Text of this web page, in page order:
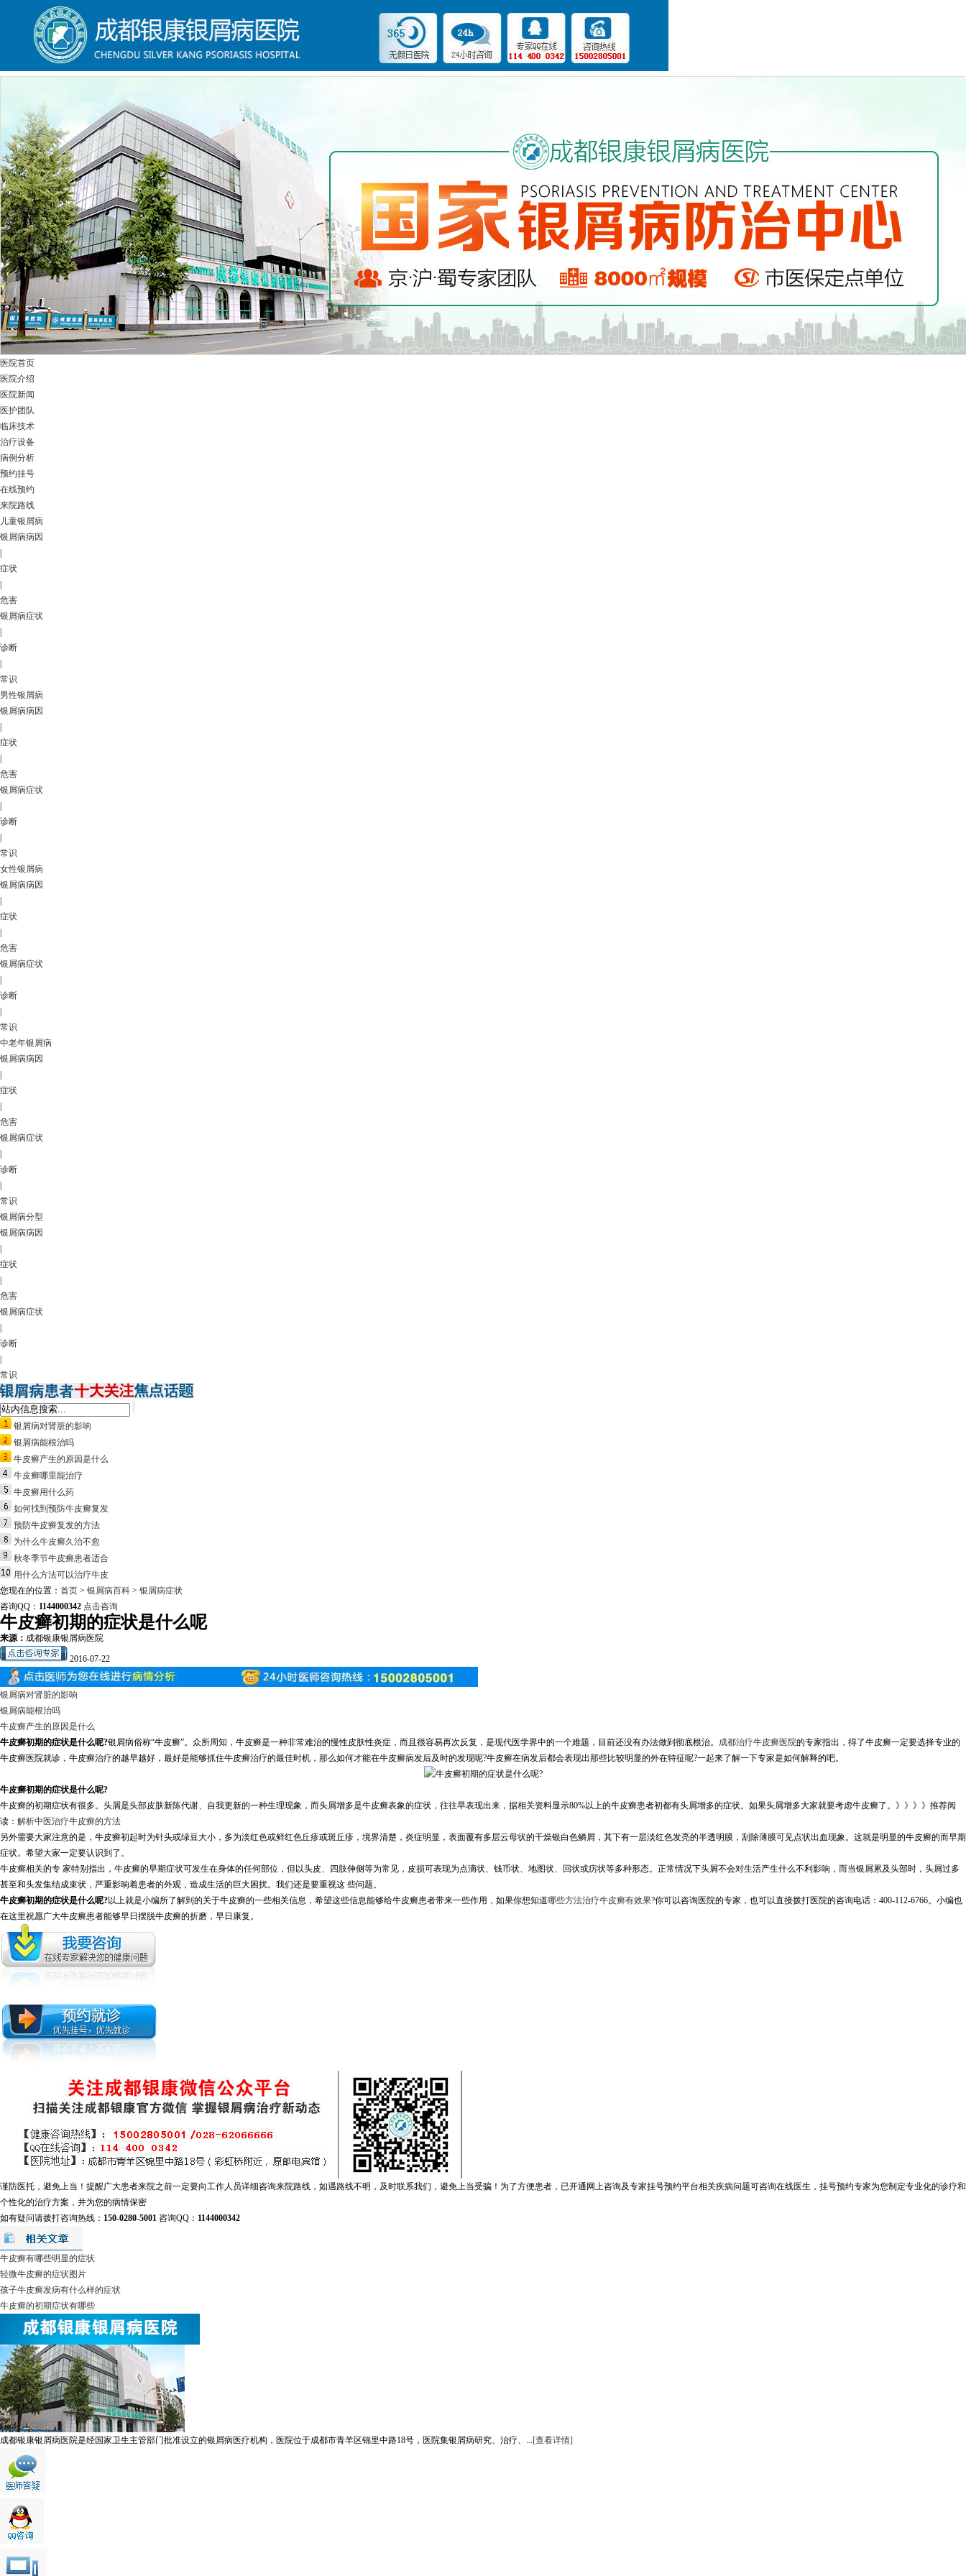
医院首页
医院介绍
医院新闻
医护团队
临床技术
治疗设备
病例分析
预约挂号
在线预约
来院路线
儿童银屑病
银屑病病因
症状
危害
银屑病症状
诊断
常识
男性银屑病
银屑病病因
症状
危害
银屑病症状
诊断
常识
女性银屑病
银屑病病因
症状
危害
银屑病症状
诊断
常识
中老年银屑病
银屑病病因
症状
危害
银屑病症状
诊断
常识
银屑病分型
银屑病病因
症状
危害
银屑病症状
诊断
常识
银屑病对肾脏的影响
银屑病能根治吗
牛皮癣产生的原因是什么
牛皮癣哪里能治疗
牛皮癣用什么药
如何找到预防牛皮癣复发
预防牛皮癣复发的方法
为什么牛皮癣久治不愈
秋冬季节牛皮癣患者适合
用什么方法可以治疗牛皮
您现在的位置： 首页 > 银屑病百科 > 银屑病症状
咨询QQ： 1144000342 点击咨询
牛皮癣初期的症状是什么呢
来源： 成都银康银屑病医院
2016-07-22
银屑病对肾脏的影响
银屑病能根治吗
牛皮癣产生的原因是什么
牛皮癣初期的症状是什么呢?银屑病俗称“牛皮癣”。众所周知，牛皮癣是一种非常难治的慢性皮肤性炎症，而且很容易再次反复，是现代医学界中的一个难题，目前还没有办法做到彻底根治。 成都治疗牛皮癣医院的专家指出，得了牛皮癣一定要选择专业的
牛皮癣医院就诊，牛皮癣治疗的越早越好，最好是能够抓住牛皮癣治疗的最佳时机，那么如何才能在牛皮癣病发后及时的发现呢?牛皮癣在病发后都会表现出那些比较明显的外在特征呢?一起来了解一下专家是如何解释的吧。
牛皮癣初期的症状是什么呢?
牛皮癣的初期症状有很多。头屑是头部皮肤新陈代谢、自我更新的一种生理现象，而头屑增多是牛皮癣表象的症状，往往早表现出来，据相关资料显示80%以上的牛皮癣患者初都有头屑增多的症状。如果头屑增多大家就要考虑牛皮癣了。》》》》推荐阅
读： 解析中医治疗牛皮癣的方法
另外需要大家注意的是，牛皮癣初起时为针头或绿豆大小，多为淡红色或鲜红色丘疹或斑丘疹，境界清楚，炎症明显，表面覆有多层云母状的干燥银白色鳞屑，其下有一层淡红色发亮的半透明膜，刮除薄膜可见点状出血现象。这就是明显的牛皮癣的而早期
症状。希望大家一定要认识到了。
牛皮癣相关的专 家特别指出，牛皮癣的早期症状可发生在身体的任何部位，但以头皮、四肢伸侧等为常见，皮损可表现为点滴状、钱币状、地图状、回状或疠状等多种形态。正常情况下头屑不会对生活产生什么不利影响，而当银屑累及头部时，头屑过多
甚至和头发集结成束状，严重影响着患者的外观，造成生活的巨大困扰。我们还是要重视这 些问题。
牛皮癣初期的症状是什么呢?以上就是小编所了解到的关于牛皮癣的一些相关信息，希望这些信息能够给牛皮癣患者带来一些作用，如果你想知道哪些方法治疗牛皮癣有效果?你可以咨询医院的专家，也可以直接拨打医院的咨询电话：400-112-6766。小编也
在这里祝愿广大牛皮癣患者能够早日摆脱牛皮癣的折磨，早日康复。
谨防医托，避免上当！提醒广大患者来院之前一定要向工作人员详细咨询来院路线，如遇路线不明，及时联系我们，避免上当受骗！为了方便患者，已开通网上咨询及专家挂号预约平台相关疾病问题可咨询在线医生，挂号预约专家为您制定专业化的诊疗和
个性化的治疗方案，并为您的病情保密
如有疑问请拨打咨询热线： 150-0280-5001 咨询QQ： 1144000342
牛皮癣有哪些明显的症状
轻微牛皮癣的症状图片
孩子牛皮癣发病有什么样的症状
牛皮癣的初期症状有哪些
成都银康银屑病医院是经国家卫生主管部门批准设立的银屑病医疗机构，医院位于成都市青羊区锦里中路18号，医院集银屑病研究、治疗、...[查看详情]